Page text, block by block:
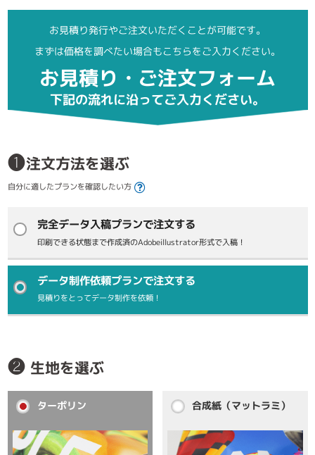
お見積り発行やご注文いただくことが可能です。
まずは価格を調べたい場合もこちらをご入力ください。
お見積り・ご注文フォーム
下記の流れに沿ってご入力ください。
❶注文方法を選ぶ
自分に適したプランを確認したい方
完全データ入稿プランで注文する
印刷できる状態まで作成済のAdobeillustrator形式で入稿！
データ制作依頼プランで注文する
見積りをとってデータ制作を依頼！
❷ 生地を選ぶ
ターポリン 合成紙（マットラミ）